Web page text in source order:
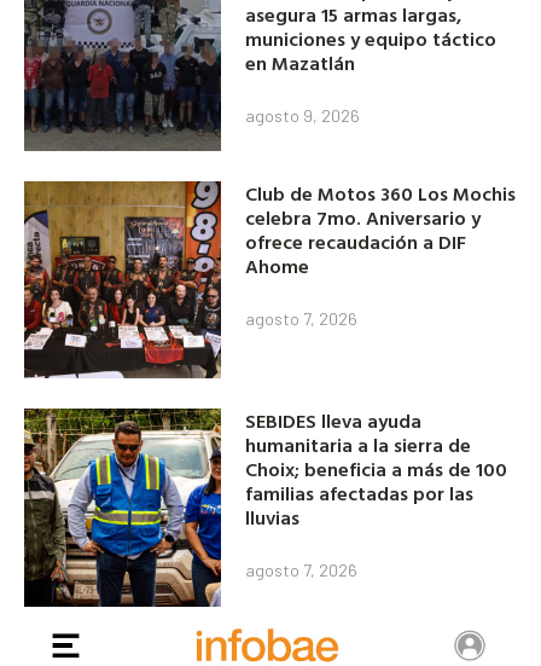
asegura 15 armas largas,
municiones y equipo táctico
en Mazatlán
agosto 9, 2026
Club de Motos 360 Los Mochis
celebra 7mo. Aniversario y
ofrece recaudación a DIF
Ahome
agosto 7, 2026
SEBIDES lleva ayuda
humanitaria a la sierra de
Choix; beneficia a más de 100
familias afectadas por las
lluvias
agosto 7, 2026